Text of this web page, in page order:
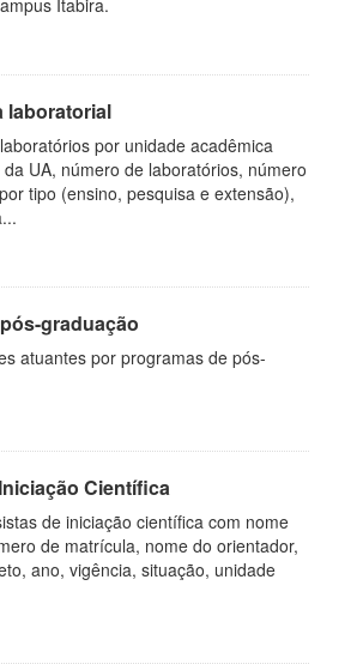
Itabira.
laboratorial
por unidade acadêmica
UA, número de laboratórios, número
tipo (ensino, pesquisa e extensão),
graduação
atuantes por programas de pós-
Científica
de iniciação científica com nome
de matrícula, nome do orientador,
ano, vigência, situação, unidade